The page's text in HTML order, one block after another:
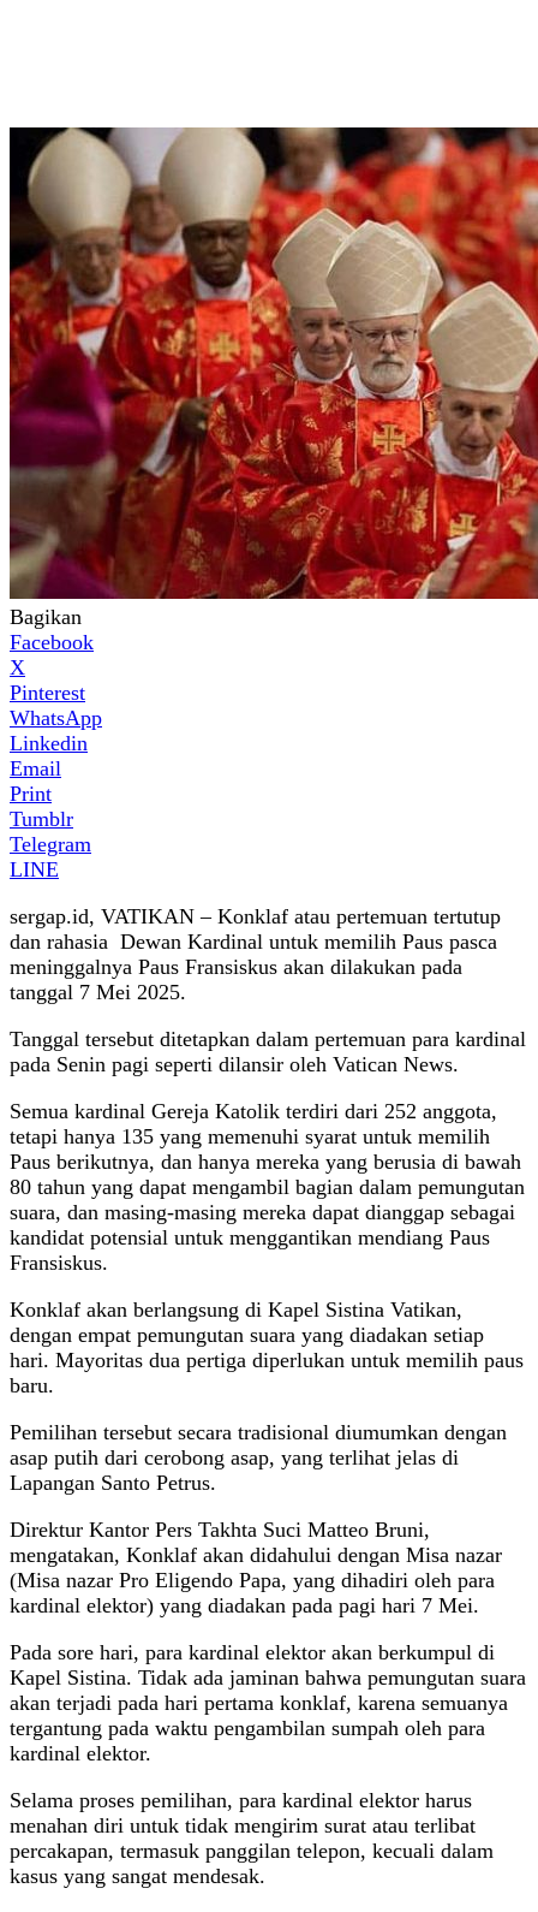
Bagikan
Facebook
X
Pinterest
WhatsApp
Linkedin
Email
Print
Tumblr
Telegram
LINE
sergap.id, VATIKAN – Konklaf atau pertemuan tertutup
dan rahasia Dewan Kardinal untuk memilih Paus pasca
meninggalnya Paus Fransiskus akan dilakukan pada
tanggal 7 Mei 2025.
Tanggal tersebut ditetapkan dalam pertemuan para kardinal
pada Senin pagi seperti dilansir oleh Vatican News.
Semua kardinal Gereja Katolik terdiri dari 252 anggota,
tetapi hanya 135 yang memenuhi syarat untuk memilih
Paus berikutnya, dan hanya mereka yang berusia di bawah
80 tahun yang dapat mengambil bagian dalam pemungutan
suara, dan masing-masing mereka dapat dianggap sebagai
kandidat potensial untuk menggantikan mendiang Paus
Fransiskus.
Konklaf akan berlangsung di Kapel Sistina Vatikan,
dengan empat pemungutan suara yang diadakan setiap
hari. Mayoritas dua pertiga diperlukan untuk memilih paus
baru.
Pemilihan tersebut secara tradisional diumumkan dengan
asap putih dari cerobong asap, yang terlihat jelas di
Lapangan Santo Petrus.
Direktur Kantor Pers Takhta Suci Matteo Bruni,
mengatakan, Konklaf akan didahului dengan Misa nazar
(Misa nazar Pro Eligendo Papa, yang dihadiri oleh para
kardinal elektor) yang diadakan pada pagi hari 7 Mei.
Pada sore hari, para kardinal elektor akan berkumpul di
Kapel Sistina. Tidak ada jaminan bahwa pemungutan suara
akan terjadi pada hari pertama konklaf, karena semuanya
tergantung pada waktu pengambilan sumpah oleh para
kardinal elektor.
Selama proses pemilihan, para kardinal elektor harus
menahan diri untuk tidak mengirim surat atau terlibat
percakapan, termasuk panggilan telepon, kecuali dalam
kasus yang sangat mendesak.